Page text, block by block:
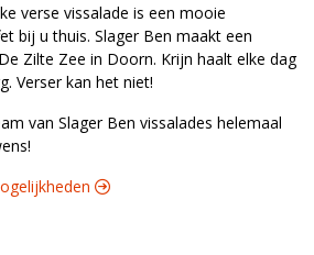
verse vissalade is een mooie
bij u thuis. Slager Ben maakt een
Zilte Zee in Doorn. Krijn haalt elke dag
Verser kan het niet!
van Slager Ben vissalades helemaal
